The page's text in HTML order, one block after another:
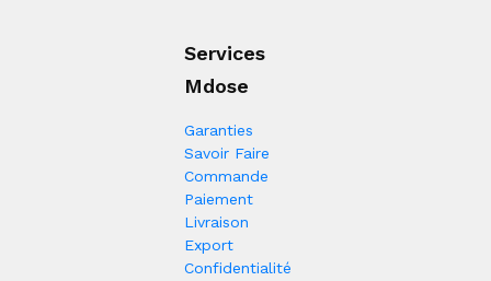
Services
Mdose
Garanties
Savoir Faire
Commande
Paiement
Livraison
Export
Confidentialité